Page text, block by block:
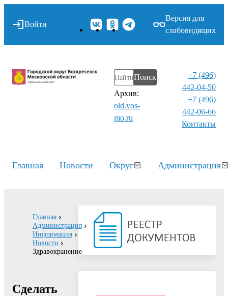
Войти
Версия для
слабовидящих
Поиск
Архив:
old.vos-
mo.ru
+7 (496)
442-04-50
+7 (496)
442-06-66
Контакты⁠
Главная Новости Округ Администрация
Главная
Администрация
Информация
Новости
Здравохранение
Сделать